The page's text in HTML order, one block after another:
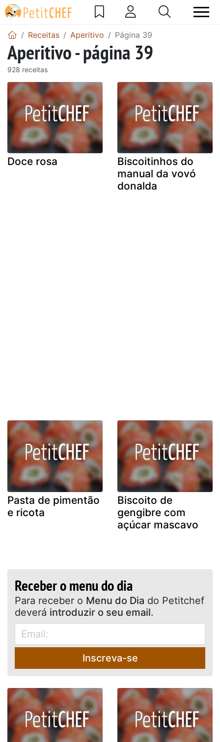
Receitas Aperitivo Página 39
Aperitivo - página 39
928 receitas
Doce rosa
Biscoitinhos do
manual da vovó
donalda
Pasta de pimentão
e ricota
Biscoito de
gengibre com
açúcar mascavo
Receber o menu do dia
Para receber o Menu do Dia do Petitchef
deverá introduzir o seu email.
Inscreva-se